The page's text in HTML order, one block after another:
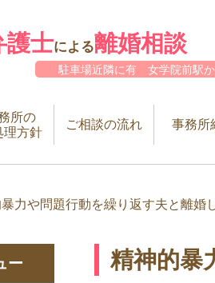
護士による離婚相談
駐車場近隣に有 女学院前駅
所の
理方針
ご相談の流れ 事務所
力や問題行動を繰り返す夫と離婚
ー 精神的暴